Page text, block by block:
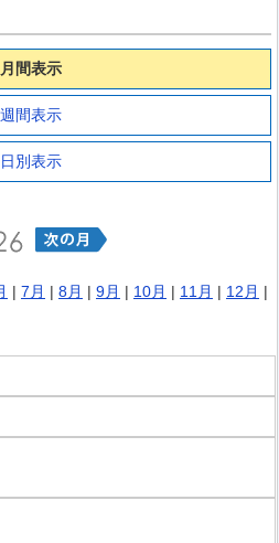
月間表示
週間表示
日別表示
| 7月 | 8月 | 9月 | 10月 | 11月 | 12月 |